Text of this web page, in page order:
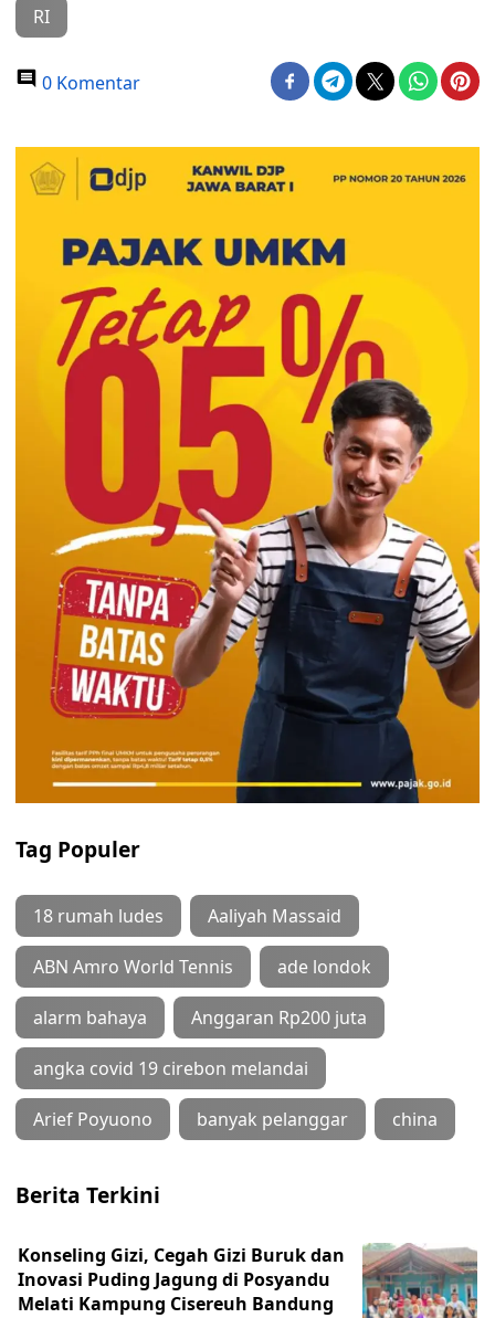
RI
0 Komentar
Tag Populer
18 rumah ludes Aaliyah Massaid
ABN Amro World Tennis ade londok
alarm bahaya Anggaran Rp200 juta
angka covid 19 cirebon melandai
Arief Poyuono banyak pelanggar china
Berita Terkini
Konseling Gizi, Cegah Gizi Buruk dan
Inovasi Puding Jagung di Posyandu
Melati Kampung Cisereuh Bandung